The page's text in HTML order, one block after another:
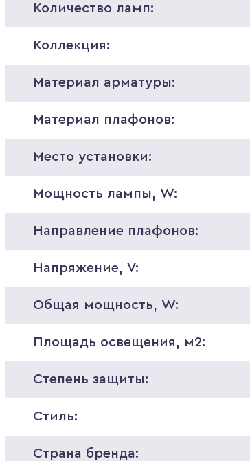
Количество ламп:
Коллекция:
Материал арматуры:
Материал плафонов:
Место установки:
Мощность лампы, W:
Направление плафонов:
Напряжение, V:
Общая мощность, W:
Площадь освещения, м2:
Степень защиты:
Стиль:
Страна бренда: